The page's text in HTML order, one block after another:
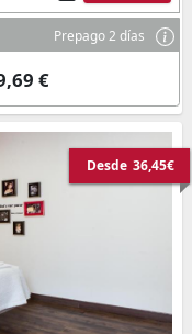
Prepago 2 días
€
Desde 36,45€